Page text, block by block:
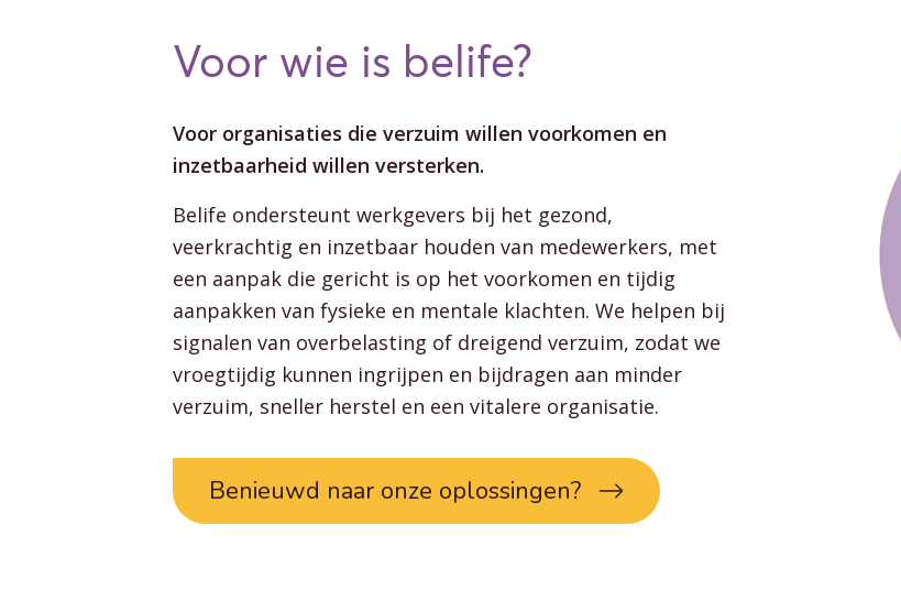
Voor wie is belife?
Voor organisaties die verzuim willen voorkomen en
inzetbaarheid willen versterken.
Belife ondersteunt werkgevers bij het gezond,
veerkrachtig en inzetbaar houden van medewerkers, met
een aanpak die gericht is op het voorkomen en tijdig
aanpakken van fysieke en mentale klachten. We helpen bij
signalen van overbelasting of dreigend verzuim, zodat we
vroegtijdig kunnen ingrijpen en bijdragen aan minder
verzuim, sneller herstel en een vitalere organisatie.
Benieuwd naar onze oplossingen?